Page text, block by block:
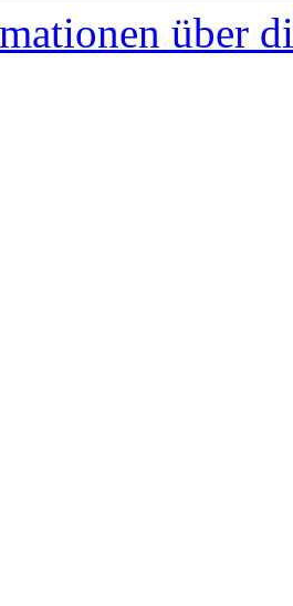
über